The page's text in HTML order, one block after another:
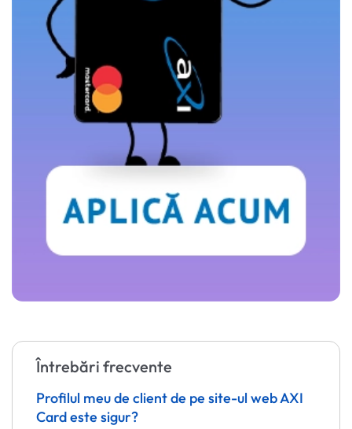
Întrebări frecvente
Profilul meu de client de pe site-ul web AXI
Card este sigur?